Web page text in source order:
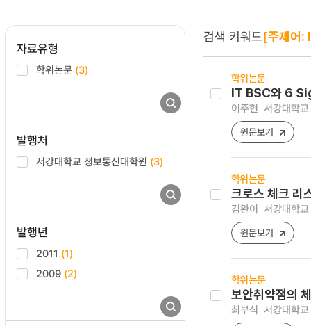
자료유형
학위논문 (3)
발행처
서강대학교 정보통신대학원 (3)
발행년
2011 (1)
2009 (2)
검색 키워드[주제어:
학위논문
IT BSC와 6
이주현 서강대학
원문보기
학위논문
크로스 체크 리
김완이 서강대학
원문보기
학위논문
보안취약점의
최부식 서강대학